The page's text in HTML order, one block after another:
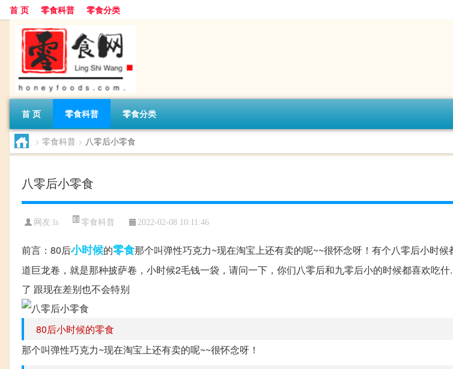
首 页 零食科普 零食分类
首 页 零食科普 零食分类
> 零食科普 > 八零后小零食
八零后小零食
网友: ls 零食科普 2022-02-08 10:11:46
前言：80后小时候的零食那个叫弹性巧克力~现在淘宝上还有卖的呢~~很怀念呀！有个八零后小时
道巨龙卷，就是那种披萨卷，小时候2毛钱一袋，请问一下，你们八零后和九零后小的时候都喜欢吃
了 跟现在差别也不会特别
80后小时候的零食
那个叫弹性巧克力~现在淘宝上还有卖的呢~~很怀念呀！